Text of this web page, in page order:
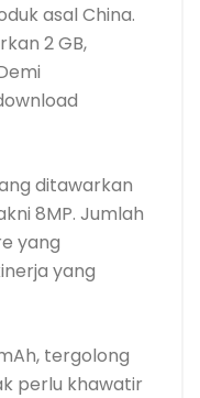
asal China.
2 GB,
ditawarkan
8MP. Jumlah
yang
yang
tergolong
perlu khawatir